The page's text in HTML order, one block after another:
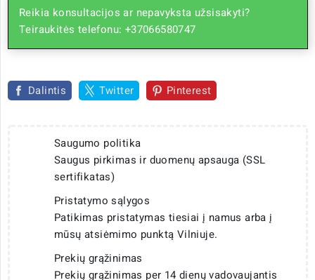
Reikia konsultacijos ar nepavyksta užsisakyti?
Teiraukitės telefonu: +37066580747
Dalintis Twitter Pinterest
Saugumo politika
Saugus pirkimas ir duomenų apsauga (SSL
sertifikatas)
Pristatymo sąlygos
Patikimas pristatymas tiesiai į namus arba į
mūsų atsiėmimo punktą Vilniuje.
Prekių grąžinimas
Prekių grąžinimas per 14 dienų vadovaujantis